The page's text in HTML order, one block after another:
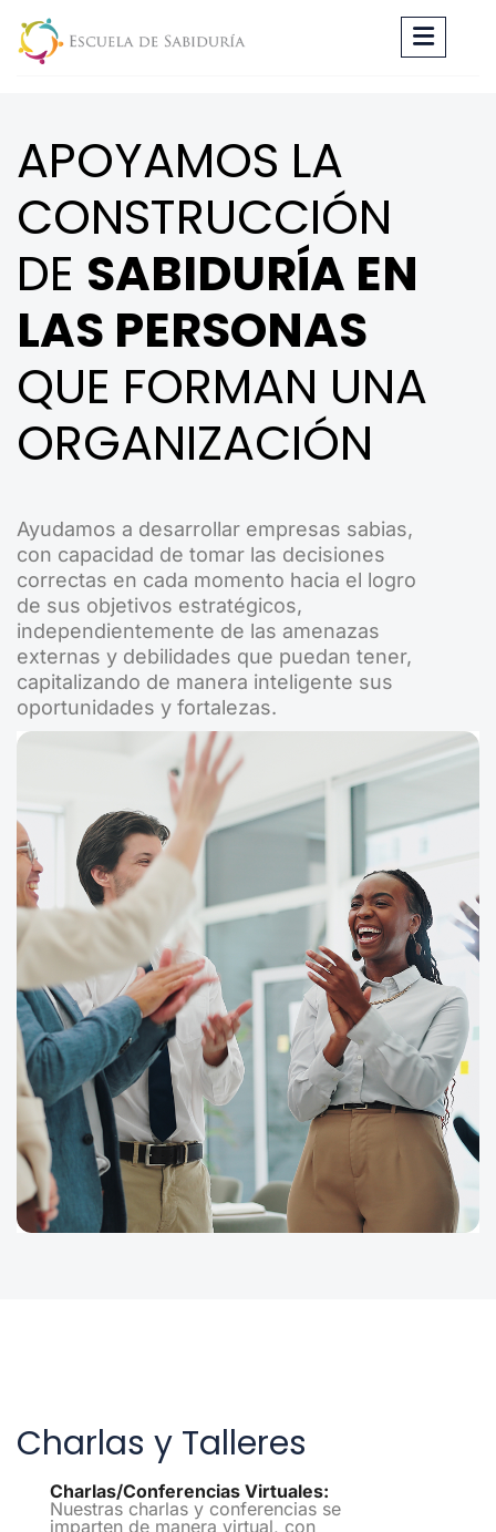
APOYAMOS LA
CONSTRUCCIÓN
DE SABIDURÍA EN
LAS PERSONAS
QUE FORMAN UNA
ORGANIZACIÓN
Ayudamos a desarrollar empresas sabias,
con capacidad de tomar las decisiones
correctas en cada momento hacia el logro
de sus objetivos estratégicos,
independientemente de las amenazas
externas y debilidades que puedan tener,
capitalizando de manera inteligente sus
oportunidades y fortalezas.
Charlas y Talleres
Charlas/Conferencias Virtuales:
Nuestras charlas y conferencias se
imparten de manera virtual, con